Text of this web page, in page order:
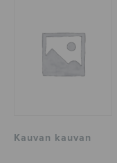
Kauvan kauvan